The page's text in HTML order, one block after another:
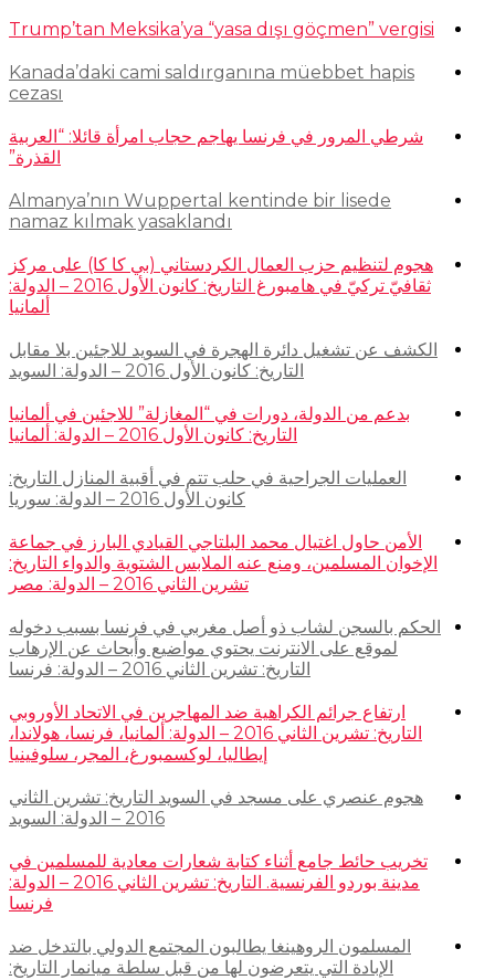
Trump’tan Meksika’ya “yasa dışı göçmen” vergisi
Kanada’daki cami saldırganına müebbet hapis
cezası
شرطي المرور في فرنسا يهاجم حجاب امرأة قائلا: “العربية
القذرة”
Almanya’nın Wuppertal kentinde bir lisede
namaz kılmak yasaklandı
هجوم لتنظيم حزب العمال الكردستاني (بي كا كا) على مركز
ثقافيّ تركيّ في هامبورغ التاريخ: كانون الأول 2016 – الدولة:
ألمانيا
الكشف عن تشغيل دائرة الهجرة في السويد للاجئين بلا مقابل
التاريخ: كانون الأول 2016 – الدولة: السويد
بدعم من الدولة، دورات في “المغازلة” للاجئين في ألمانيا
التاريخ: كانون الأول 2016 – الدولة: ألمانيا
العمليات الجراحية في حلب تتم في أقبية المنازل التاريخ:
كانون الأول 2016 – الدولة: سوريا
الأمن حاول اغتيال محمد البلتاجي القيادي البارز في جماعة
الإخوان المسلمين، ومنع عنه الملابس الشتوية والدواء التاريخ:
تشرين الثاني 2016 – الدولة: مصر
الحكم بالسجن لشاب ذو أصل مغربي في فرنسا بسبب دخوله
لموقع على الانترنت يحتوي مواضيع وأبحاث عن الإرهاب
التاريخ: تشرين الثاني 2016 – الدولة: فرنسا
ارتفاع جرائم الكراهية ضد المهاجرين في الاتحاد الأوروبي
التاريخ: تشرين الثاني 2016 – الدولة: ألمانيا، فرنسا، هولاندا،
إيطاليا، لوكسمبورغ، المجر، سلوفينيا
هجوم عنصري على مسجد في السويد التاريخ: تشرين الثاني
2016 – الدولة: السويد
تخريب حائط جامع أثناء كتابة شعارات معادية للمسلمين في
مدينة بوردو الفرنسية. التاريخ: تشرين الثاني 2016 – الدولة:
فرنسا
المسلمون الروهينغا يطالبون المجتمع الدولي بالتدخل ضد
الإبادة التي يتعرضون لها من قبل سلطة ميانمار التاريخ: